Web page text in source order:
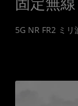
固定無
5G NR FR2 ミ